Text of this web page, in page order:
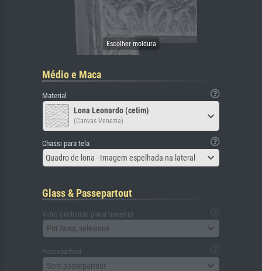
Médio e Maca
Material
Lona Leonardo (cetim)
(Canvas Venezia)
Chassi para tela
Quadro de lona - Imagem espelhada na lateral
Glass & Passepartout
Vidro (incluindo placa traseira)
Por favor, selecione
Passepartout
Sem passepartout